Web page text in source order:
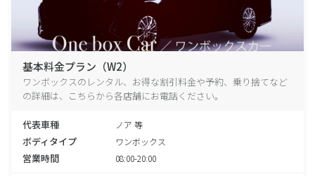
基本料金プラン（W2）
ワンボックスのレンタル、お得な割引料金や予約、乗り捨てなど
の詳細は、こちらから各店舗にお電話ください。
代表車種 ノア 等
ボディタイプ ワンボックス
営業時間 08:00-20:00